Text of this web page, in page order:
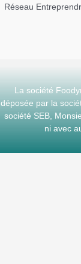
Réseau
La société
déposée par la
société SEB,
ni avec